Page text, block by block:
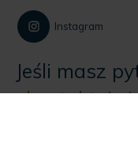
Instagram
Jeśli masz
skontaktuj